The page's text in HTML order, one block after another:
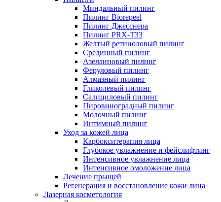
Миндальный пилинг
Пилинг Biorepeel
Пилинг Джесснера
Пилинг PRX-T33
Желтый ретиноловый пилинг
Срединный пилинг
Азелаиновый пилинг
Феруловый пилинг
Алмазный пилинг
Гликолевый пилинг
Салициловый пилинг
Пировиноградный пилинг
Молочный пилинг
Интимный пилинг
Уход за кожей лица
Карбокситерапия лица
Глубокое увлажнение и фейслифтинг
Интенсивное увлажнение лица
Интенсивное омоложение лица
Лечение прыщей
Регенерация и восстановление кожи лица
Лазерная косметология